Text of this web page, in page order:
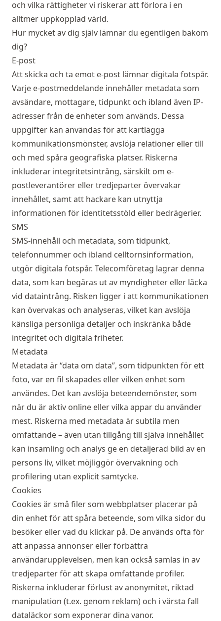
och vilka rättigheter vi riskerar att förlora i en
alltmer uppkopplad värld.
Hur mycket av dig själv lämnar du egentligen bakom
dig?
E-post
Att skicka och ta emot e-post lämnar digitala fotspår.
Varje e-postmeddelande innehåller metadata som
avsändare, mottagare, tidpunkt och ibland även IP-
adresser från de enheter som används. Dessa
uppgifter kan användas för att kartlägga
kommunikationsmönster, avslöja relationer eller till
och med spåra geografiska platser. Riskerna
inkluderar integritetsintrång, särskilt om e-
postleverantörer eller tredjeparter övervakar
innehållet, samt att hackare kan utnyttja
informationen för identitetsstöld eller bedrägerier.
SMS
SMS-innehåll och metadata, som tidpunkt,
telefonnummer och ibland celltornsinformation,
utgör digitala fotspår. Telecomföretag lagrar denna
data, som kan begäras ut av myndigheter eller läcka
vid dataintrång. Risken ligger i att kommunikationen
kan övervakas och analyseras, vilket kan avslöja
känsliga personliga detaljer och inskränka både
integritet och digitala friheter.
Metadata
Metadata är “data om data”, som tidpunkten för ett
foto, var en fil skapades eller vilken enhet som
användes. Det kan avslöja beteendemönster, som
när du är aktiv online eller vilka appar du använder
mest. Riskerna med metadata är subtila men
omfattande – även utan tillgång till själva innehållet
kan insamling och analys ge en detaljerad bild av en
persons liv, vilket möjliggör övervakning och
profilering utan explicit samtycke.
Cookies
Cookies är små filer som webbplatser placerar på
din enhet för att spåra beteende, som vilka sidor du
besöker eller vad du klickar på. De används ofta för
att anpassa annonser eller förbättra
användarupplevelsen, men kan också samlas in av
tredjeparter för att skapa omfattande profiler.
Riskerna inkluderar förlust av anonymitet, riktad
manipulation (t.ex. genom reklam) och i värsta fall
dataläckor som exponerar dina vanor.